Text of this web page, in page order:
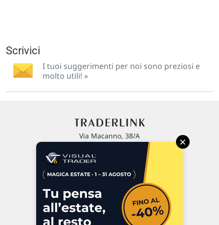
Scrivici
I tuoi suggerimenti per noi sono preziosi e
molto utili! »
Via Macanno, 38/A
P.IVA 02 452 460 401
Commenti e segnalazioni
Contattaci
×